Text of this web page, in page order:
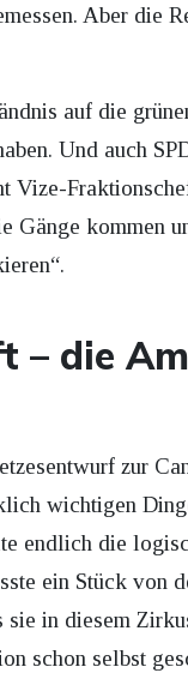
Aber die
auf die
Und auch
Vize-
kommen
die
zur
wichtigen
endlich die
ein Stück von
sie in diesem
schon selbst